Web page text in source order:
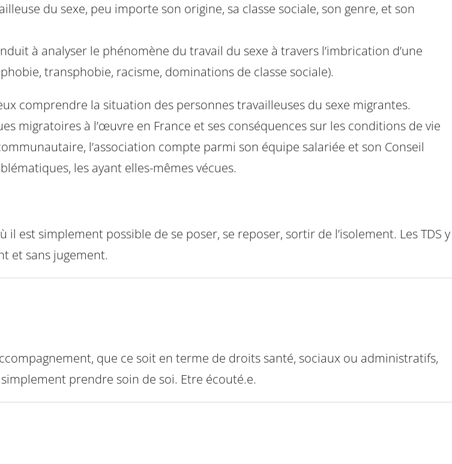
du sexe, peu importe son origine, sa classe sociale, son genre, et son
à analyser le phénomène du travail du sexe à travers l’imbrication d’une
transphobie, racisme, dominations de classe sociale).
comprendre la situation des personnes travailleuses du sexe migrantes.
migratoires à l’œuvre en France et ses conséquences sur les conditions de vie
l’association compte parmi son équipe salariée et son Conseil
les ayant elles-mêmes vécues.
il est simplement possible de se poser, se reposer, sortir de l’isolement. Les TDS y
et sans jugement.
que ce soit en terme de droits santé, sociaux ou administratifs,
prendre soin de soi. Etre écouté.e.